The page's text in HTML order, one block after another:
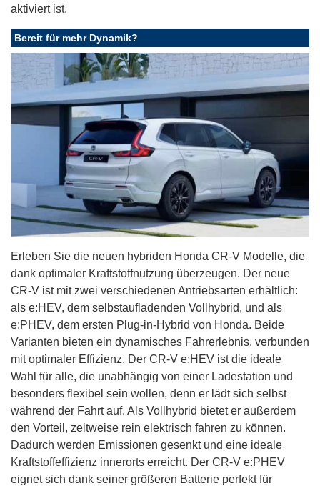
aktiviert ist.
Bereit für mehr Dynamik?
Erleben Sie die neuen hybriden Honda CR-V Modelle, die
dank optimaler Kraftstoffnutzung überzeugen. Der neue
CR-V ist mit zwei verschiedenen Antriebsarten erhältlich:
als e:HEV, dem selbstaufladenden Vollhybrid, und als
e:PHEV, dem ersten Plug-in-Hybrid von Honda. Beide
Varianten bieten ein dynamisches Fahrerlebnis, verbunden
mit optimaler Effizienz. Der CR-V e:HEV ist die ideale
Wahl für alle, die unabhängig von einer Ladestation und
besonders flexibel sein wollen, denn er lädt sich selbst
während der Fahrt auf. Als Vollhybrid bietet er außerdem
den Vorteil, zeitweise rein elektrisch fahren zu können.
Dadurch werden Emissionen gesenkt und eine ideale
Kraftstoffeffizienz innerorts erreicht. Der CR-V e:PHEV
eignet sich dank seiner größeren Batterie perfekt für